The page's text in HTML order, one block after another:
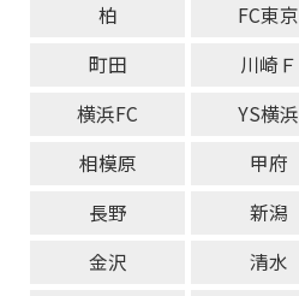
柏
FC東京
町田
川崎Ｆ
横浜FC
YS横浜
相模原
甲府
長野
新潟
金沢
清水